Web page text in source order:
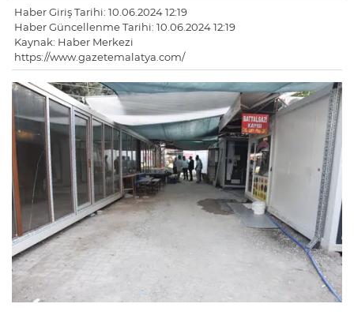
Haber Giriş Tarihi: 10.06.2024 12:19
Haber Güncellenme Tarihi: 10.06.2024 12:19
Kaynak: Haber Merkezi
https://www.gazetemalatya.com/